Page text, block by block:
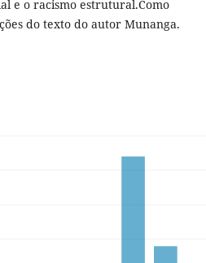
e o racismo estrutural.Como
do texto do autor Munanga.